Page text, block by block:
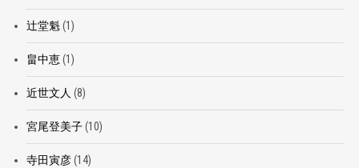
辻堂魁(1)
畠中恵(1)
近世文人 (8)
宮尾登美子(10)
寺田寅彦(14)